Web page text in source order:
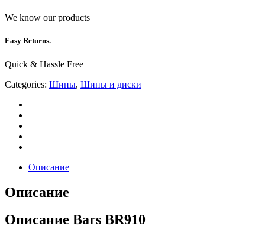
We know our products
Easy Returns.
Quick & Hassle Free
Categories: Шины, Шины и диски
Описание
Описание
Описание Bars BR910